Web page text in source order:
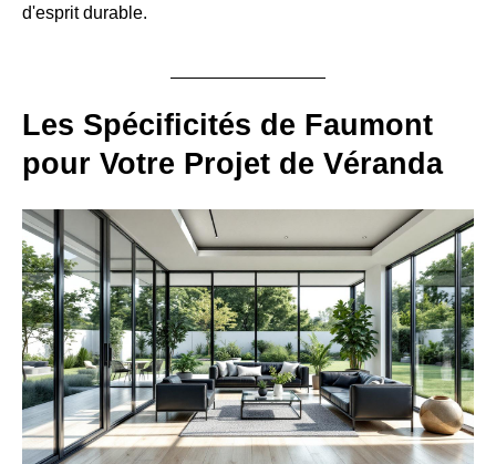
d'esprit durable.
Les Spécificités de Faumont
pour Votre Projet de Véranda